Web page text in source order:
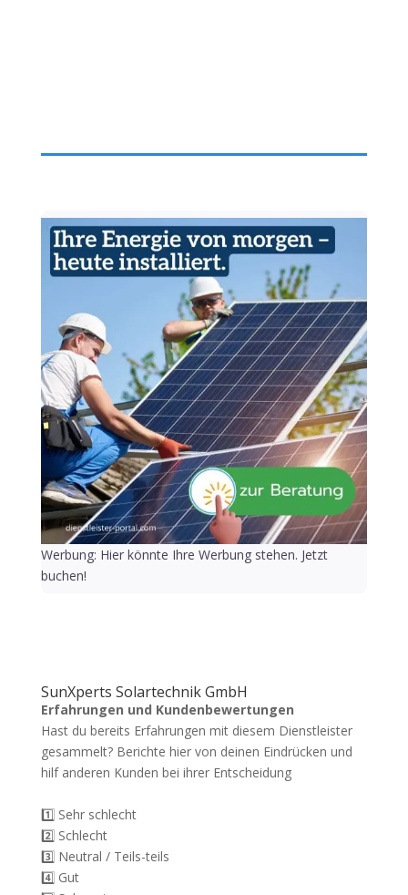
Werbung: Hier könnte Ihre Werbung stehen. Jetzt
buchen!
SunXperts Solartechnik GmbH
Erfahrungen und Kundenbewertungen
Hast du bereits Erfahrungen mit diesem Dienstleister
gesammelt? Berichte hier von deinen Eindrücken und
hilf anderen Kunden bei ihrer Entscheidung
1️⃣ Sehr schlecht
2️⃣ Schlecht
3️⃣ Neutral / Teils-teils
4️⃣ Gut